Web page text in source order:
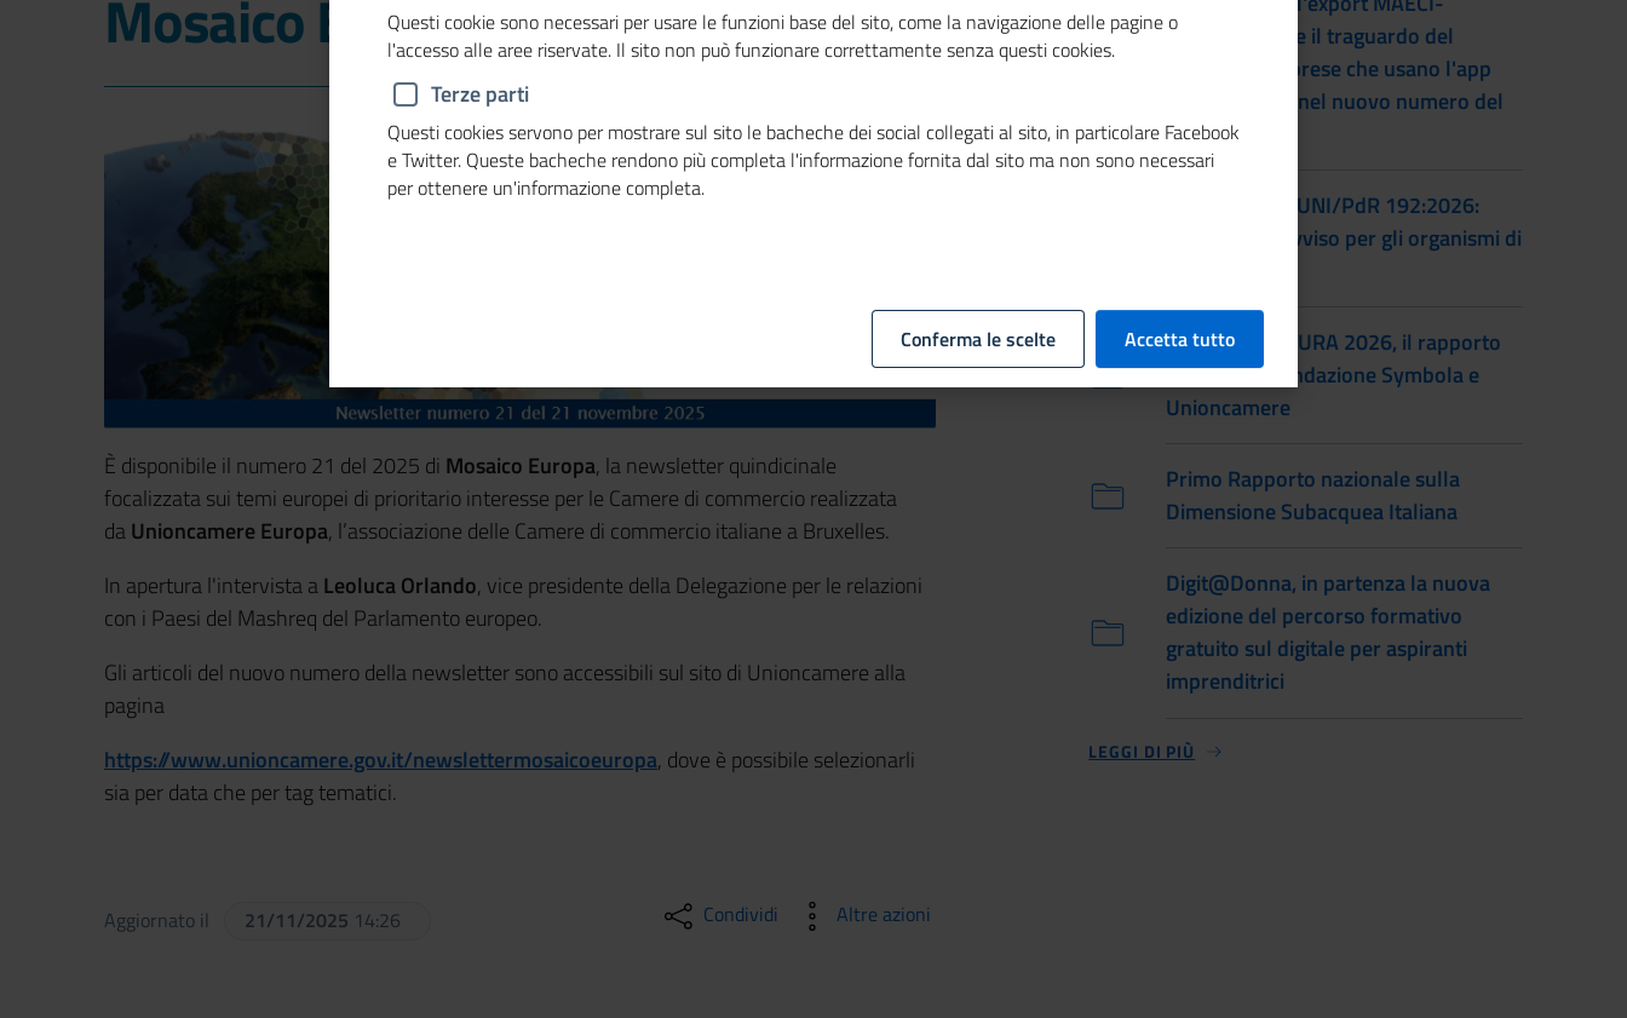
Mosaico Europa
È disponibile il numero 21 del 2025 di Mosaico Europa, la newsletter quindicinale
focalizzata sui temi europei di prioritario interesse per le Camere di commercio realizzata
daUnioncamere Europa, l’associazione delle Camere di commercio italiane a Bruxelles.
In apertura l'intervista aLeoluca Orlando, vice presidente della Delegazione per le relazioni
con i Paesi del Mashreq del Parlamento europeo.
Gli articoli del nuovo numero della newsletter sono accessibili sul sito di Unioncamere alla
pagina
https://www.unioncamere.gov.it/newslettermosaicoeuropa, dove è possibile selezionarli
sia per data che per tag tematici.
Aggiornato il 21/11/2025 14:26 Condividi Altre azioni
Unioncamere e il traguardo del
numero di imprese che usano l'app
Impresa Italia nel nuovo numero del
magazine
Certificazione UNI/PdR 192:2026:
pubblicato l'avviso per gli organismi di
IO SONO CULTURA 2026, il rapporto
annuale di Fondazione Symbola e
Unioncamere
Primo Rapporto nazionale sulla
Dimensione Subacquea Italiana
Digit@Donna, in partenza la nuova
edizione del percorso formativo
gratuito sul digitale per aspiranti
imprenditrici
LEGGI DI PIÙ
Questi cookie sono necessari per usare le funzioni base del sito, come la navigazione delle pagine o
l'accesso alle aree riservate. Il sito non può funzionare correttamente senza questi cookies.
Terze parti
Questi cookies servono per mostrare sul sito le bacheche dei social collegati al sito, in particolare Facebook
e Twitter. Queste bacheche rendono più completa l'informazione fornita dal sito ma non sono necessari
per ottenere un'informazione completa.
Conferma le scelte Accetta tutto